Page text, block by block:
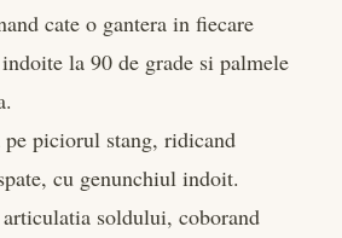
cate o gantera in fiecare
la 90 de grade si palmele
piciorul stang, ridicand
cu genunchiul indoit.
soldului, coborand